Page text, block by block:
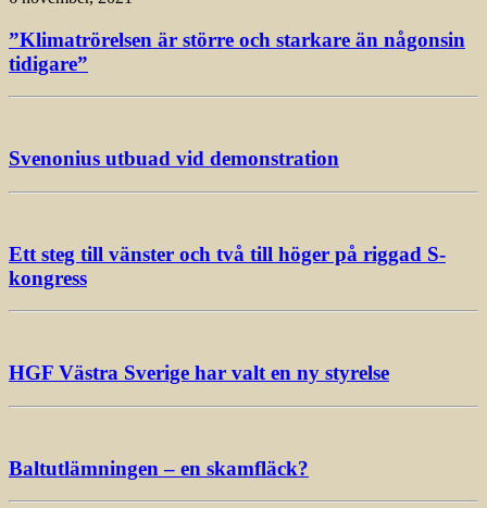
”Klimatrörelsen är större och starkare än någonsin
tidigare”
Svenonius utbuad vid demonstration
Ett steg till vänster och två till höger på riggad S-
kongress
HGF Västra Sverige har valt en ny styrelse
Baltutlämningen – en skamfläck?